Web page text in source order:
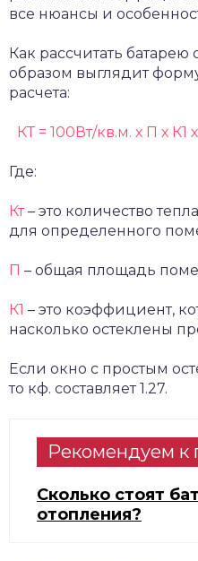
все нюансы и
Как рассчитать батарею
образом выглядит
расчета:
КТ = 100Вт/кв.м. х П х К1
Где:
Кт– это количество
для определенного
П – общая площадь
К1 – это коэффициент,
насколько остеклены
Если окно с простым
то кф. составляет 1.27.
Рекомендуем к
Сколько стоят
отопления?